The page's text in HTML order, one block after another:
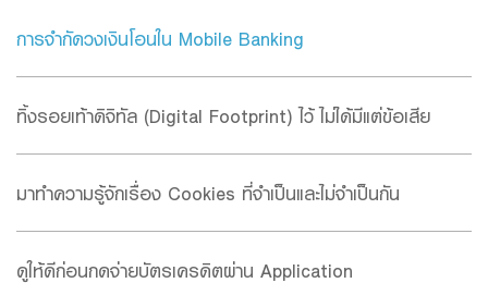
การจำกัดวงเงินโอนใน Mobile Banking
ทิ้งรอยเท้าดิจิทัล (Digital Footprint) ไว้ ไม่ได้มีแต่ข้อเสีย
มาทำความรู้จักเรื่อง Cookies ที่จำเป็นและไม่จำเป็นกัน
ดูให้ดีก่อนกดจ่ายบัตรเครดิตผ่าน Application